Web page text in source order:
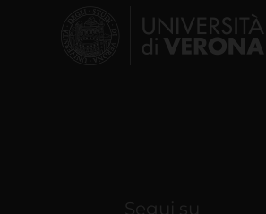
Segui su